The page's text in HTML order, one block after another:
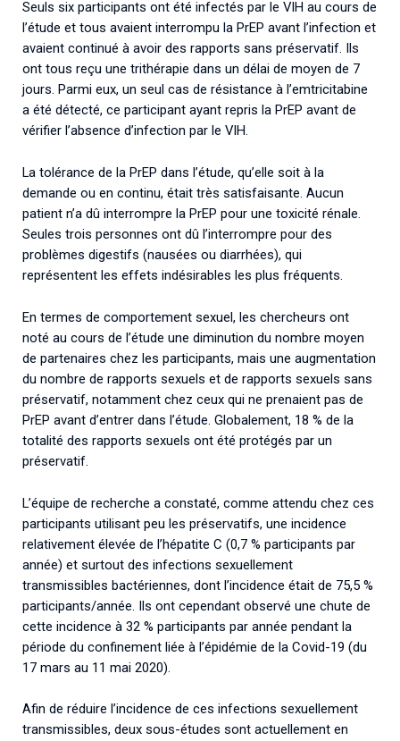
Seuls six participants ont été infectés par le VIH au cours de
l’étude et tous avaient interrompu la PrEP avant l’infection et
avaient continué à avoir des rapports sans préservatif. Ils
ont tous reçu une trithérapie dans un délai de moyen de 7
jours. Parmi eux, un seul cas de résistance à l’emtricitabine
a été détecté, ce participant ayant repris la PrEP avant de
vérifier l’absence d’infection par le VIH.
La tolérance de la PrEP dans l’étude, qu’elle soit à la
demande ou en continu, était très satisfaisante. Aucun
patient n’a dû interrompre la PrEP pour une toxicité rénale.
Seules trois personnes ont dû l’interrompre pour des
problèmes digestifs (nausées ou diarrhées), qui
représentent les effets indésirables les plus fréquents.
En termes de comportement sexuel, les chercheurs ont
noté au cours de l’étude une diminution du nombre moyen
de partenaires chez les participants, mais une augmentation
du nombre de rapports sexuels et de rapports sexuels sans
préservatif, notamment chez ceux qui ne prenaient pas de
PrEP avant d’entrer dans l’étude. Globalement, 18 % de la
totalité des rapports sexuels ont été protégés par un
préservatif.
L’équipe de recherche a constaté, comme attendu chez ces
participants utilisant peu les préservatifs, une incidence
relativement élevée de l’hépatite C (0,7 % participants par
année) et surtout des infections sexuellement
transmissibles bactériennes, dont l’incidence était de 75,5 %
participants/année. Ils ont cependant observé une chute de
cette incidence à 32 % participants par année pendant la
période du confinement liée à l’épidémie de la Covid-19 (du
17 mars au 11 mai 2020).
Afin de réduire l’incidence de ces infections sexuellement
transmissibles, deux sous-études sont actuellement en